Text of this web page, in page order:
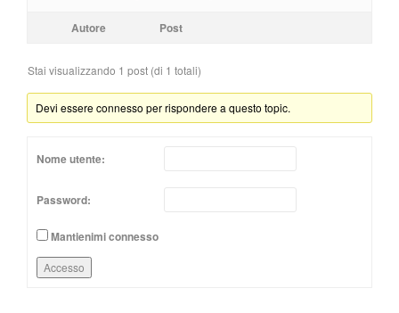
Autore Post
Stai visualizzando 1 post (di 1 totali)
Devi essere connesso per rispondere a questo topic.
Nome utente:
Password:
Mantienimi connesso
Accesso